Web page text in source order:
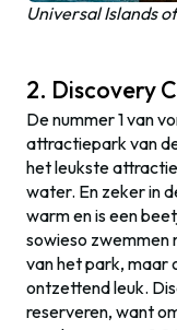
Universal Islands
2. Discovery
De nummer 1 van
attractiepark van
het leukste
water. En zeker in
warm en is een
sowieso
van het park, maar
ontzettend leuk.
reserveren, want